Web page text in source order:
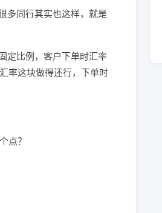
多同行其实也这样，就是
定比例，客户下单时汇率
率这块做得还行，下单时
点？